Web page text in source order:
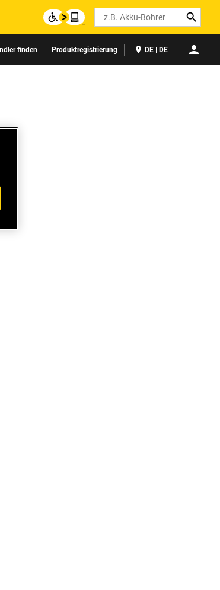
Search
finden Produktregistrierung DE | DE